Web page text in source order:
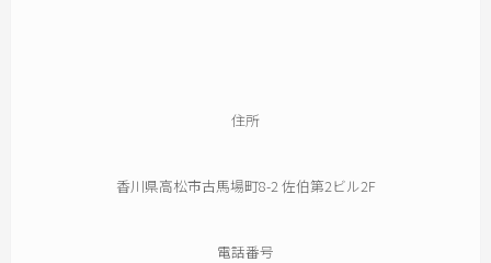
住所
香川県高松市古馬場町8-2 佐伯第2ビル2F
電話番号